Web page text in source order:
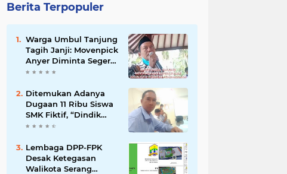
Berita Terpopuler
Warga Umbul Tanjung
Tagih Janji: Movenpick
Anyer Diminta Segera
Buka Akses Jalan Ke
Ditemukan Adanya
Dugaan 11 Ribu Siswa
SMK Fiktif, “Dindik
Banten Bungkam
Lembaga DPP-FPK
Desak Ketegasan
Walikota Serang